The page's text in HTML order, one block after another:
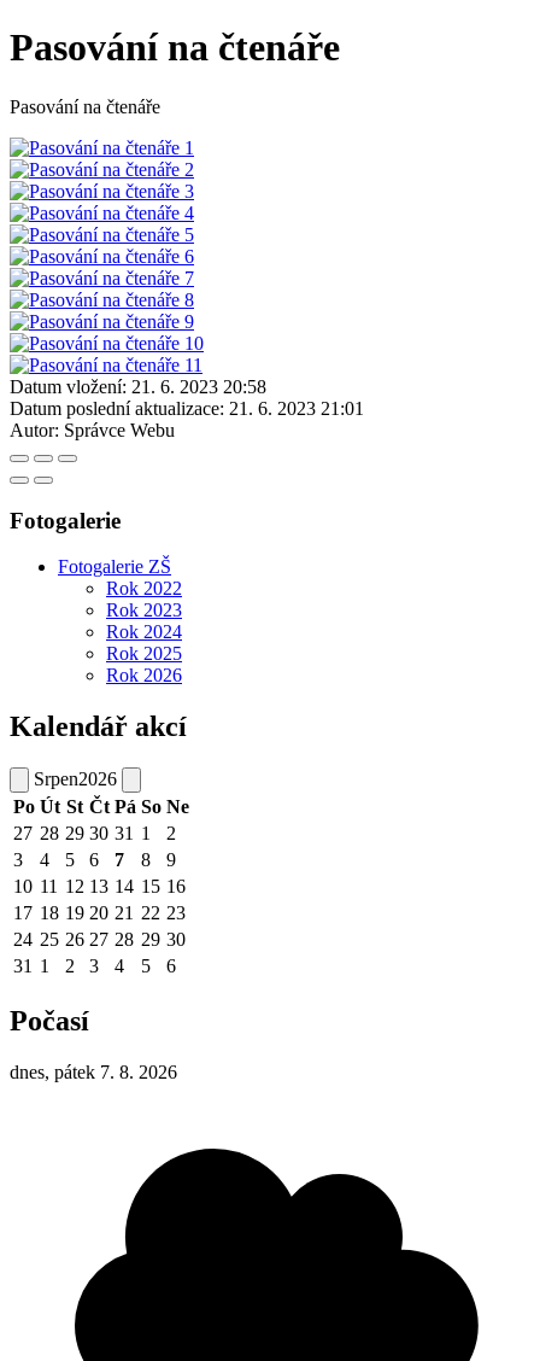
Pasování na čtenáře
Pasování na čtenáře
Datum vložení: 21. 6. 2023 20:58
Datum poslední aktualizace: 21. 6. 2023 21:01
Autor: Správce Webu
Fotogalerie
Fotogalerie ZŠ
Rok 2022
Rok 2023
Rok 2024
Rok 2025
Rok 2026
Kalendář akcí
Srpen2026
Po Út St Čt Pá So Ne
27 28 29 30 31 1
2
3
4 5 6 7 8
9
10 11 12 13 14 15 16
17 18 19 20 21 22 23
24 25 26 27 28 29 30
31 1 2 3 4 5 6
Počasí
dnes, pátek 7. 8. 2026